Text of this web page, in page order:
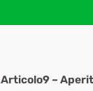
Articolo9 –